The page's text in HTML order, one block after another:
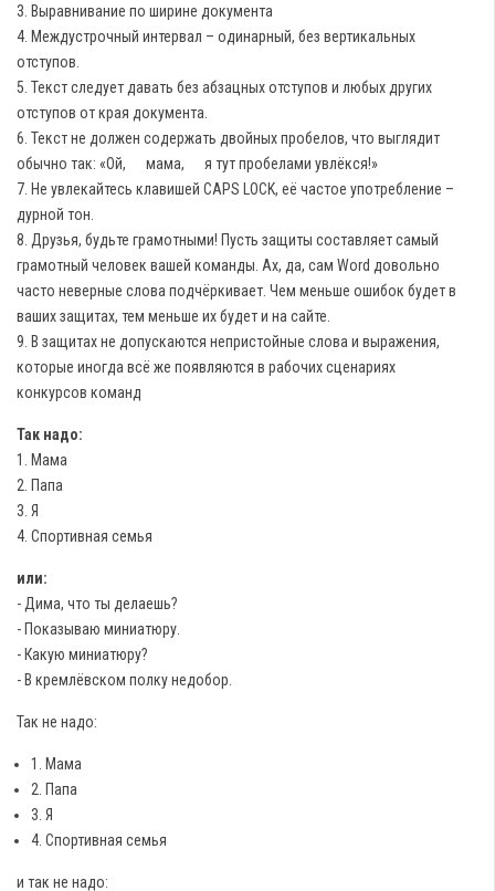
3. Выравнивание по ширине документа
4. Междустрочный интервал – одинарный, без вертикальных
отступов.
5. Текст следует давать без абзацных отступов и любых других
отступов от края документа.
6. Текст не должен содержать двойных пробелов, что выглядит
обычно так: «Ой, мама, я тут пробелами увлёкся!»
7. Не увлекайтесь клавишей CAPS LOCK, её частое употребление –
дурной тон.
8. Друзья, будьте грамотными! Пусть защиты составляет самый
грамотный человек вашей команды. Ах, да, сам Word довольно
часто неверные слова подчёркивает. Чем меньше ошибок будет в
ваших защитах, тем меньше их будет и на сайте.
9. В защитах не допускаются непристойные слова и выражения,
которые иногда всё же появляются в рабочих сценариях
конкурсов команд
Так надо:
1. Мама
2. Папа
3. Я
4. Спортивная семья
или:
- Дима, что ты делаешь?
- Показываю миниатюру.
- Какую миниатюру?
- В кремлёвском полку недобор.
Так не надо:
1. Мама
2. Папа
3. Я
4. Спортивная семья
и так не надо: